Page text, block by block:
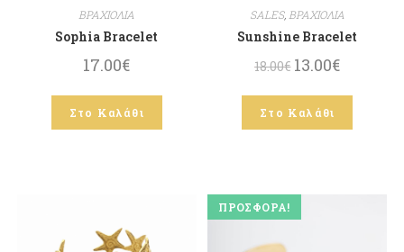
ΒΡΑΧΙΟΛΙΑ
Sophia Bracelet
17.00€
Στο Καλάθι
SALES, ΒΡΑΧΙΟΛΙΑ
Sunshine Bracelet
18.00€ 13.00€
Στο Καλάθι
ΠΡΟΣΦΟΡΆ!